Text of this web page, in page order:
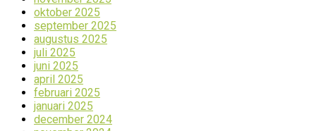
oktober 2025
september 2025
augustus 2025
juli 2025
juni 2025
april 2025
februari 2025
januari 2025
december 2024